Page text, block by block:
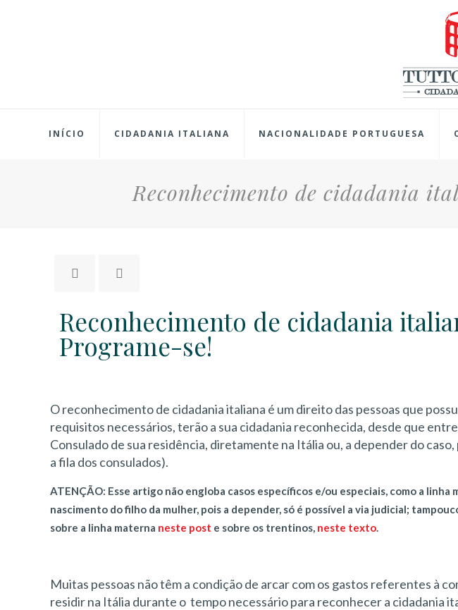
INÍCIO CIDADANIA ITALIANA NACIONALIDADE PORTUGUESA
Reconhecimento de cidadania
Reconhecimento de cidadania
Programe-se!
O reconhecimento de cidadania italiana é um direito das pessoas que
requisitos necessários, terão a sua cidadania reconhecida, desde que
Consulado de sua residência, diretamente na Itália ou, a depender do
a fila dos consulados).
ATENÇÃO: Esse artigo não engloba casos específicos e/ou especiais, como a
nascimento do filho da mulher, pois a depender, só é possível a via judicial;
sobre a linha materna neste post e sobre os trentinos, neste texto.
Muitas pessoas não têm a condição de arcar com os gastos referentes à
residir na Itália durante o tempo necessário para reconhecer a cidadania